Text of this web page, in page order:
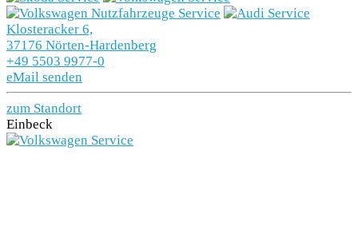
Klosteracker 6,
37176 Nörten-Hardenberg
+49 5503 9977-0
eMail senden
zum Standort
Einbeck